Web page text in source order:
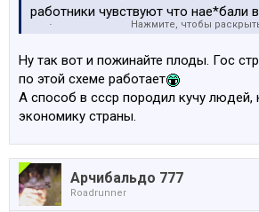
работники чувствуют что нае*бали
себя не приемлю такие
Нажмите, чтобы
Ну так вот и пожинайте плоды. Гос
по этой схеме работает
А способ в ссср породил кучу людей,
экономику страны.
Арчибальдо 777
Roadrunner